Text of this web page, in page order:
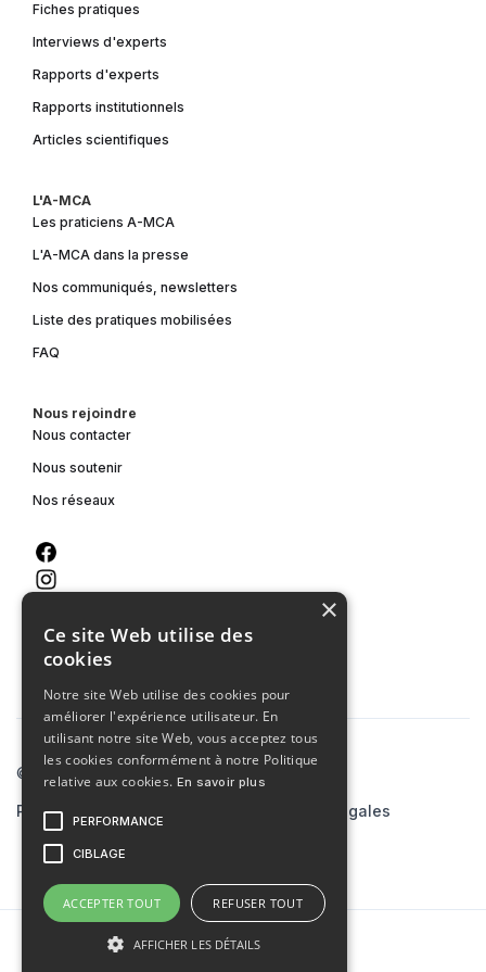
Fiches pratiques
Interviews d'experts
Rapports d'experts
Rapports institutionnels
Articles scientifiques
L'A-MCA
Les praticiens A-MCA
L'A-MCA dans la presse
Nos communiqués, newsletters
Liste des pratiques mobilisées
FAQ
Nous rejoindre
Nous contacter
Nous soutenir
Nos réseaux
© 2023 Agence MCA
Politiques de confidentialité Mentions légales
×
Ce site Web utilise des
cookies
Notre site Web utilise des cookies pour
améliorer l'expérience utilisateur. En
utilisant notre site Web, vous acceptez tous
les cookies conformément à notre Politique
relative aux cookies. En savoir plus
PERFORMANCE
CIBLAGE
ACCEPTER TOUT REFUSER TOUT
AFFICHER LES DÉTAILS